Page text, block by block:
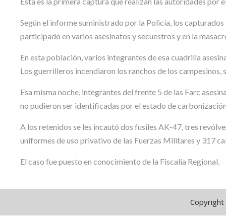
Según el informe suministrado por la Policía, los
participado en varios asesinatos y secuestros y en la
En esta población, varios integrantes de esa cuadrilla
Los guerrilleros incendiaron los ranchos de los campesinos,
Esa misma noche, integrantes del frente 5 de las Farc
no pudieron ser identificadas por el estado de
A los retenidos se les incautó dos fusiles AK-47, tres
uniformes de uso privativo de las Fuerzas Militares y 317
El caso fue puesto en conocimiento de la Fiscalía Regional.
Copyright